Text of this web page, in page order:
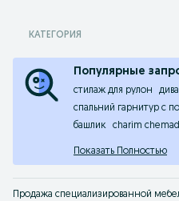
КАТЕГОРИЯ
Популярные
стилаж для рулон
спальний гарнитур с
башлик
charim
Показать Полностью
Продажа специализированной